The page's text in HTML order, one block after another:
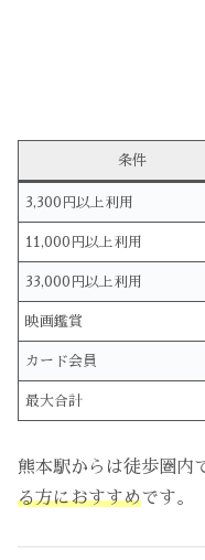
条件
3,300円以上利用
11,000円以上利用
33,000円以上利用
映画鑑賞
カード会員
最大合計
熊本駅からは徒歩圏内
る方におすすめです。